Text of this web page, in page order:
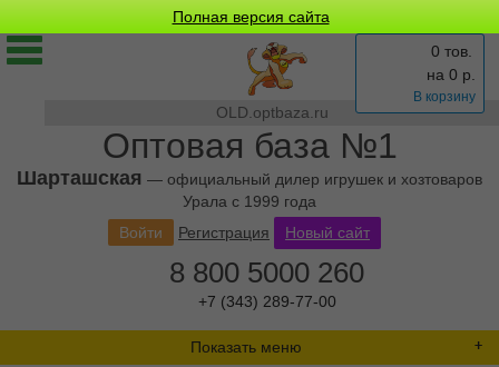
Полная версия сайта
OLD.optbaza.ru
Оптовая база №1
Шарташская — официальный дилер игрушек и хозтоваров
Урала с 1999 года
0 тов.
на 0 р.
В корзину
Войти Регистрация Новый сайт
8 800 5000 260
+7 (343) 289-77-00
Показать меню